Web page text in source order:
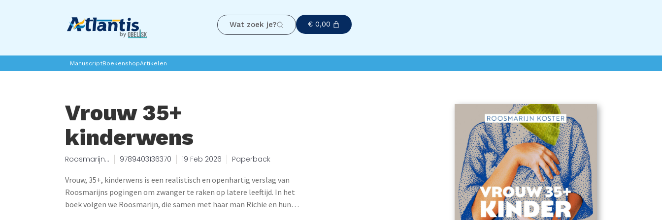
Wat zoek je? €0,00
ManuscriptBoekenshopArtikelen
Vrouw 35+
kinderwens
Roosmarijn
9789403136370 19 Feb 2026 Paperback
Vrouw, 35+, kinderwens is een realistisch en openhartig verslag van
Roosmarijns pogingen om zwanger te raken op latere leeftijd. In het
boek volgen we Roosmarijn, die samen met haar man Richie en hun